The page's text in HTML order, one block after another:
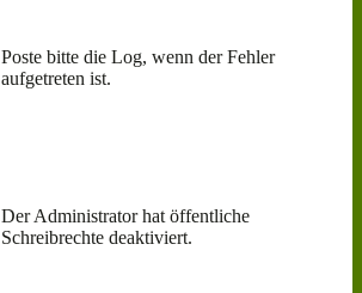
Poste bitte die Log, wenn der Fehler
aufgetreten ist.
Der Administrator hat öffentliche
Schreibrechte deaktiviert.